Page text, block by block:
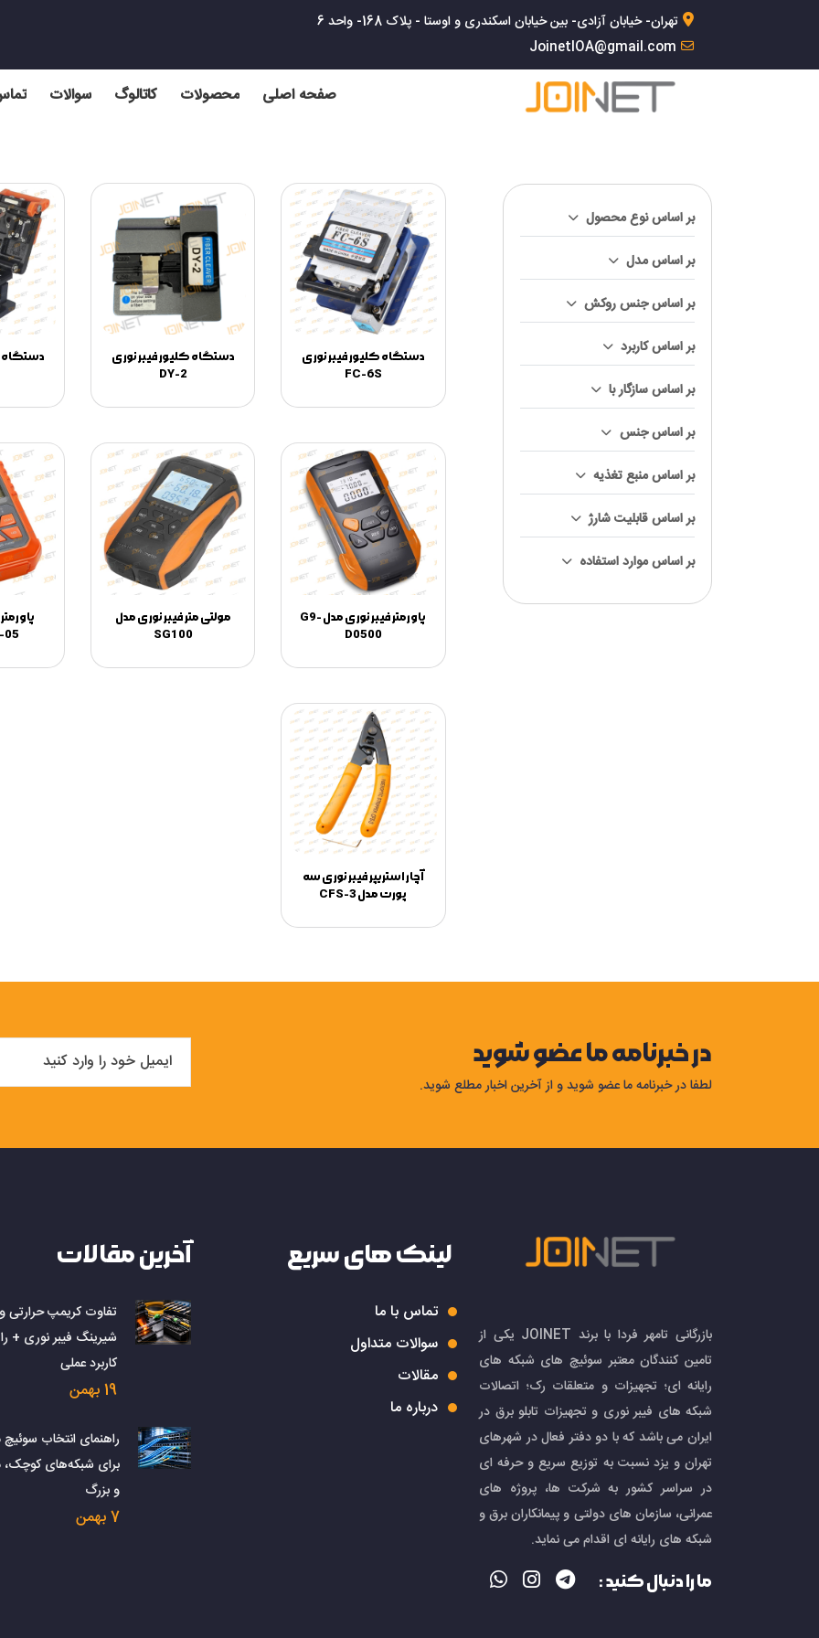
تهران- خیابان آزادی- بین خیابان اسکندری و اوستا - پلاک 168- واحد 6
JoinetIOA@gmail.com
صفحه اصلی محصولات کاتالوگ سوالات
بر اساس نوع محصول
بر اساس مدل
بر اساس جنس روکش
بر اساس کاربرد
بر اساس سازگار با
بر اساس جنس
بر اساس منبع تغذیه
بر اساس قابلیت شارژ
بر اساس موارد استفاده
دستگاه کلیور فیبر نوری
FC-6S
دستگاه کلیور فیبر نوری
DY-2
دستگاه
پاورمتر فیبر نوری مدل G9-
D0500
مولتی متر فیبر نوری مدل
SG100
05
آچار استریپر فیبر نوری سه
پورت مدل CFS-3
در خبرنامه ما عضو شوید
لطفا در خبرنامه ما عضو شوید و از آخرین اخبار مطلع شوید.
بازرگانی تامهر فردا با برند JOINET یکی از
تامین کنندگان معتبر سوئیچ های شبکه های
رایانه ای؛ تجهیزات و متعلقات رک؛ اتصالات
شبکه های فیبر نوری و تجهیزات تابلو برق در
ایران می باشد که با دو دفتر فعال در شهرهای
تهران و یزد نسبت به توزیع سریع و حرفه ای
در سراسر کشور به شرکت ها، پروژه های
عمرانی، سازمان های دولتی و پیمانکاران برق و
شبکه های رایانه ای اقدام می نماید.
ما را دنبال کنید :
لینک های سریع
تماس با ما
سوالات متداول
مقالات
درباره ما
آخرین مقالات
تفاوت کریمپ حرارتی
شیرینگ فیبر نوری +
کاربرد عملی
19 بهمن
راهنمای انتخاب
برای شبکه‌های
و بزرگ
7 بهمن